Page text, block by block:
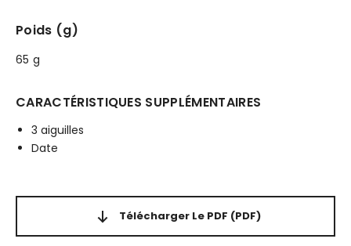
Poids (g)
65 g
CARACTÉRISTIQUES SUPPLÉMENTAIRES
3 aiguilles
Date
Télécharger Le PDF (PDF)